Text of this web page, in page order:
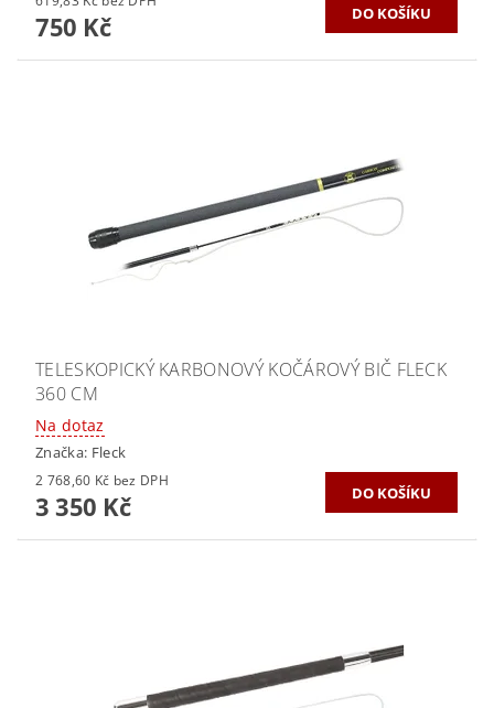
750 Kč
TELESKOPICKÝ KARBONOVÝ KOČÁROVÝ BIČ FLECK
360 CM
Na dotaz
Značka: Fleck
2 768,60 Kč bez DPH
3 350 Kč